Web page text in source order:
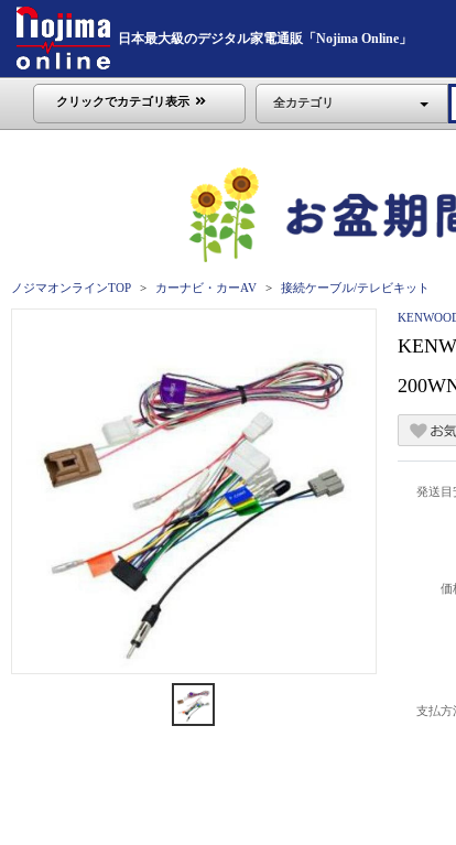
日本最大級のデジタル家電通販「Nojima Online」
クリックでカテゴリ表示 全カテゴリ
ノジマオンラインTOP カーナビ・カーAV 接続ケーブル/テレビキット
発送目
価
支払方